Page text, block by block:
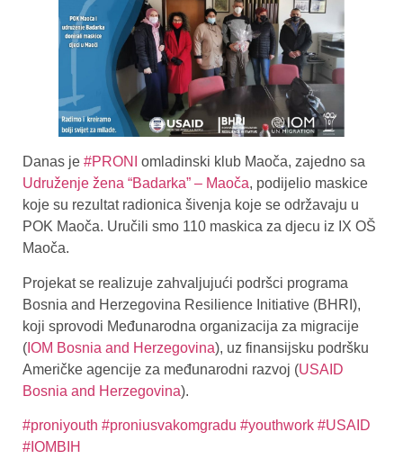
Danas je #PRONI
omladinski klub Maoča, zajedno sa
Udruženje žena “Badarka” – Maoča, podijelio maskice
koje su rezultat radionica šivenja koje se održavaju u
POK Maoča. Uručili smo 110 maskica za djecu iz IX OŠ
Maoča.
Projekat se realizuje zahvaljujući podršci programa
Bosnia and Herzegovina Resilience Initiative (BHRI),
koji sprovodi Međunarodna organizacija za migracije
( IOM Bosnia and Herzegovina), uz finansijsku podršku
Američke agencije za međunarodni razvoj (USAID
Bosnia and Herzegovina).
#proniyouth #proniusvakomgradu #youthwork #USAID
#IOMBIH